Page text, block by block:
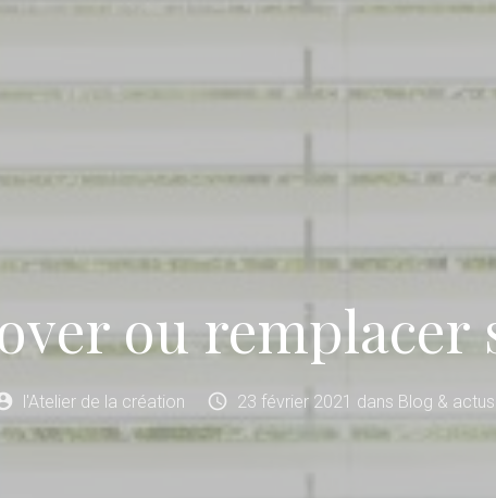
ou remplacer
l'Atelier de la création schedule 23 février 2021 dans Blog & actus